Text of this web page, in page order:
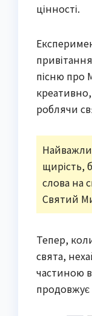
цінності.
пісню про
роблячи
щирість,
слова на
Святий
Тепер,
свята,
частиною